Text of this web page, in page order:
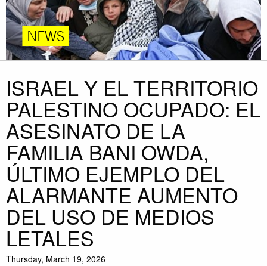
NEWS
ISRAEL Y EL TERRITORIO
PALESTINO OCUPADO: EL
ASESINATO DE LA
FAMILIA BANI OWDA,
ÚLTIMO EJEMPLO DEL
ALARMANTE AUMENTO
DEL USO DE MEDIOS
LETALES
Thursday, March 19, 2026